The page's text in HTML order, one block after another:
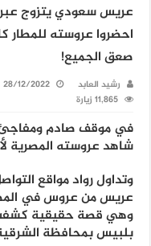
عريس سعودي يتزوج
احضروا عروسته للمطار
صعق الجميع!
رشيد العابد 28/12/2022
11,865 زيارة
في موقف صادم
شاهد عروسته المصرية
وتداول رواد مواقع
عريس من عروس في
وهي قصة حقيقية كشفت
بلبيس بمحافظة